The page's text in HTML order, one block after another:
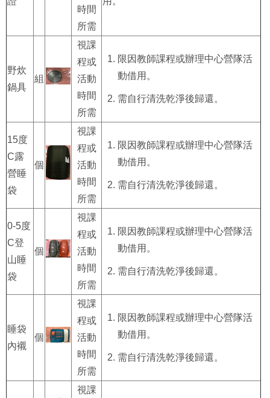
時間
所需
野炊
鍋具
組
視課
程或
活動
時間
所需
限因教師課程或辦理中心營隊活
動借用。
需自行清洗乾淨後歸還。
15度
C露
營睡
袋
個
視課
程或
活動
時間
所需
限因教師課程或辦理中心營隊活
動借用。
需自行清洗乾淨後歸還。
0-5度
C登
山睡
袋
個
視課
程或
活動
時間
所需
限因教師課程或辦理中心營隊活
動借用。
需自行清洗乾淨後歸還。
睡袋
內襯
個
視課
程或
活動
時間
所需
限因教師課程或辦理中心營隊活
動借用。
需自行清洗乾淨後歸還。
視課